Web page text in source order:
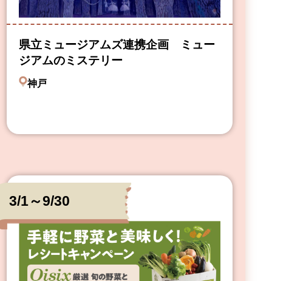
県立ミュージアムズ連携企画 ミュー
ジアムのミステリー
神戸
3/1～9/30